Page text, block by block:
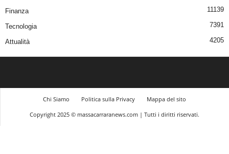
Finanza 11139
Tecnologia 7391
Attualità 4205
Chi Siamo Politica sulla Privacy
Mappa del sito
Copyright 2025 © massacarraranews.com | Tutti i diritti riservati.